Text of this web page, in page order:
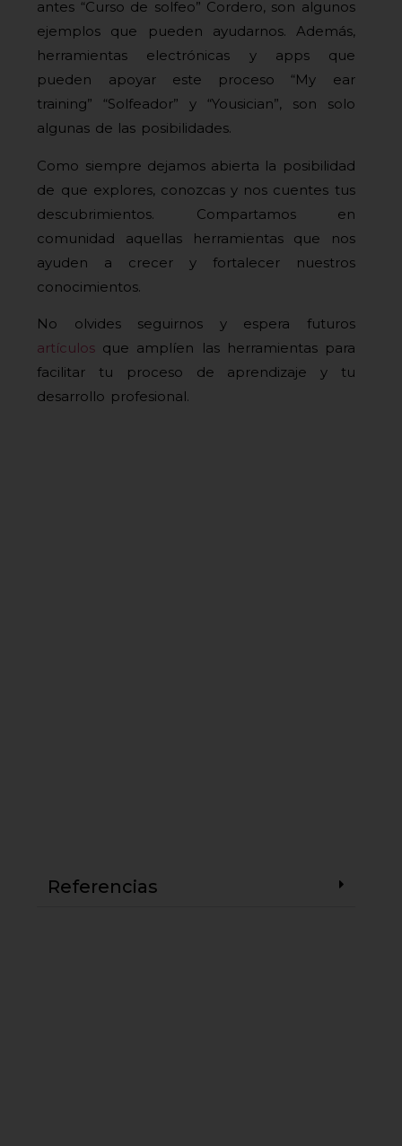
antes “Curso de solfeo” Cordero, son algunos
ejemplos que pueden ayudarnos. Además,
herramientas electrónicas y apps que
pueden apoyar este proceso “My ear
training” “Solfeador” y “Yousician”, son solo
algunas de las posibilidades.
Como siempre dejamos abierta la posibilidad
de que explores, conozcas y nos cuentes tus
descubrimientos. Compartamos en
comunidad aquellas herramientas que nos
ayuden a crecer y fortalecer nuestros
conocimientos.
No olvides seguirnos y espera futuros
artículos que amplíen las herramientas para
facilitar tu proceso de aprendizaje y tu
desarrollo profesional.
Referencias